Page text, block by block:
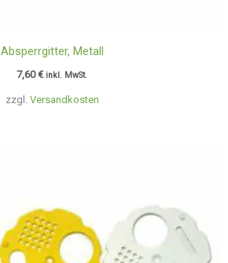
zzgl. Versandkosten
Absperrgitter, Metall
7,60€ inkl. MwSt.